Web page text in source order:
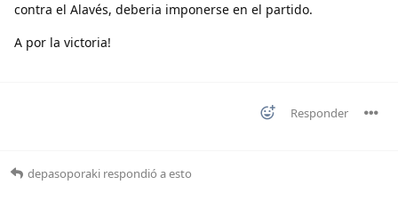
contra el Alavés, deberia imponerse en el partido.
A por la victoria!
Responder
depasoporaki respondió a esto